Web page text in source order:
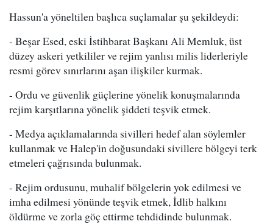
Hassun'a yöneltilen başlıca suçlamalar şu şekildeydi:
- Beşar Esed, eski İstihbarat Başkanı Ali Memluk, üst
düzey askeri yetkililer ve rejim yanlısı milis liderleriyle
resmi görev sınırlarını aşan ilişkiler kurmak.
- Ordu ve güvenlik güçlerine yönelik konuşmalarında
rejim karşıtlarına yönelik şiddeti teşvik etmek.
- Medya açıklamalarında sivilleri hedef alan söylemler
kullanmak ve Halep'in doğusundaki sivillere bölgeyi terk
etmeleri çağrısında bulunmak.
- Rejim ordusunu, muhalif bölgelerin yok edilmesi ve
imha edilmesi yönünde teşvik etmek, İdlib halkını
öldürme ve zorla göç ettirme tehdidinde bulunmak.